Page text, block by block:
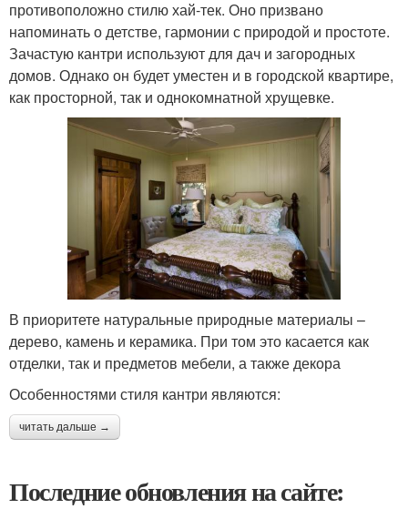
противоположно стилю хай-тек. Оно призвано
напоминать о детстве, гармонии с природой и простоте.
Зачастую кантри используют для дач и загородных
домов. Однако он будет уместен и в городской квартире,
как просторной, так и однокомнатной хрущевке.
В приоритете натуральные природные материалы –
дерево, камень и керамика. При том это касается как
отделки, так и предметов мебели, а также декора
Особенностями стиля кантри являются:
читать дальше →
Последние обновления на сайте: